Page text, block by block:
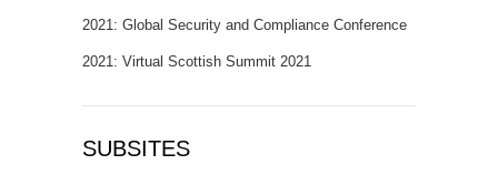
2021: Global Security and Compliance Conference
2021: Virtual Scottish Summit 2021
SUBSITES